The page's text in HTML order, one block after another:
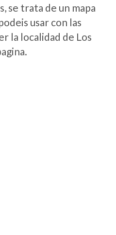
se trata de un mapa
usar con las
la localidad de Los